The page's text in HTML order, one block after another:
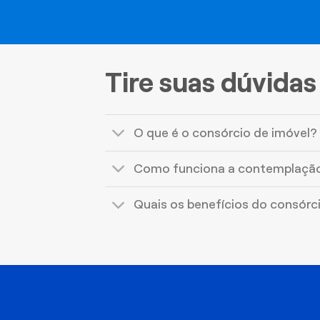
Tire suas dúvidas
O que é o consórcio de imóvel?
Como funciona a
Quais os benefícios do